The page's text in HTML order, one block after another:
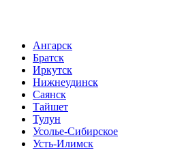
Ангарск
Братск
Иркутск
Нижнеудинск
Саянск
Тайшет
Тулун
Усолье-Сибирское
Усть-Илимск